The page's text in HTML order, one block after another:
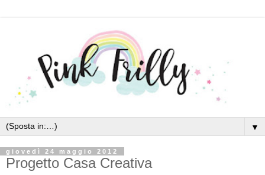
▼
giovedì 24 maggio 2012
Progetto Casa Creativa